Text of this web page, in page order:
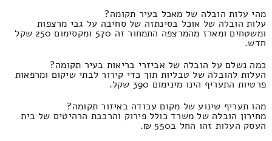
מהי עלות הובלה של מאכל בעיר תקומה?
עלות הובלה של אוכל בסינתזה של סחיבה על גבי מרצפות
ומשטחים ומארז מהמרצפה התמחור זה 570 ומקסימום 250 שקל
חדש.
כמה נשלם על הובלה של אביזרי בריאות בעיר תקומה?
העלות להובלה של טבליות תוך כדי קירור לבתי שיקום ומרפאות
פרטיות התעריף הינו מינימום 390 שקל.
מהו תעריף שינוע של מקום עבודה באיזור תקומה?
מחירון הובלה של משרד כולל פירוק והרכבת הרהיטים של בית
העסק העלות זהו החל ב550 ₪.